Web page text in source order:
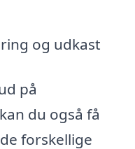
og udkast
på
du også få
forskellige